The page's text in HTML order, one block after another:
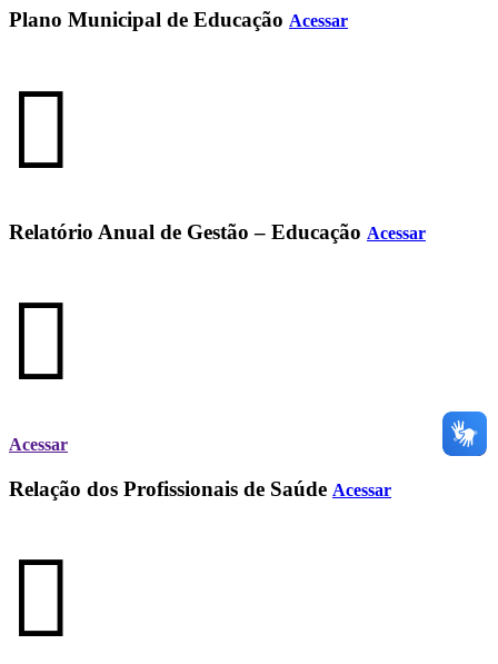
Plano Municipal de Educação Acessar
Relatório Anual de Gestão – Educação Acessar
Acessar
Relação dos Profissionais de Saúde Acessar